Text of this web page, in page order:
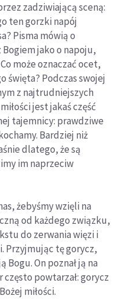
zadziwiającą sceną:
ten gorzki napój
Pisma mówią o
jako o napoju,
może oznaczać ocet,
święta? Podczas swojej
z najtrudniejszych
jest jakaś część
tajemnicy: prawdziwe
Bardziej niż
dlatego, że są
im naprzeciw
żebyśmy wzięli na
od każdego związku,
do zerwania więzi i
Przyjmując tę gorycz,
On poznał ją na
często powtarzał: gorycz
miłości.